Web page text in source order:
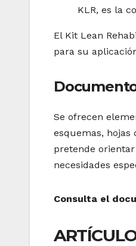
KLR, es la
El Kit Lean
para su
Se ofrecen
esquemas, hojas
pretende
necesidades
Consulta el